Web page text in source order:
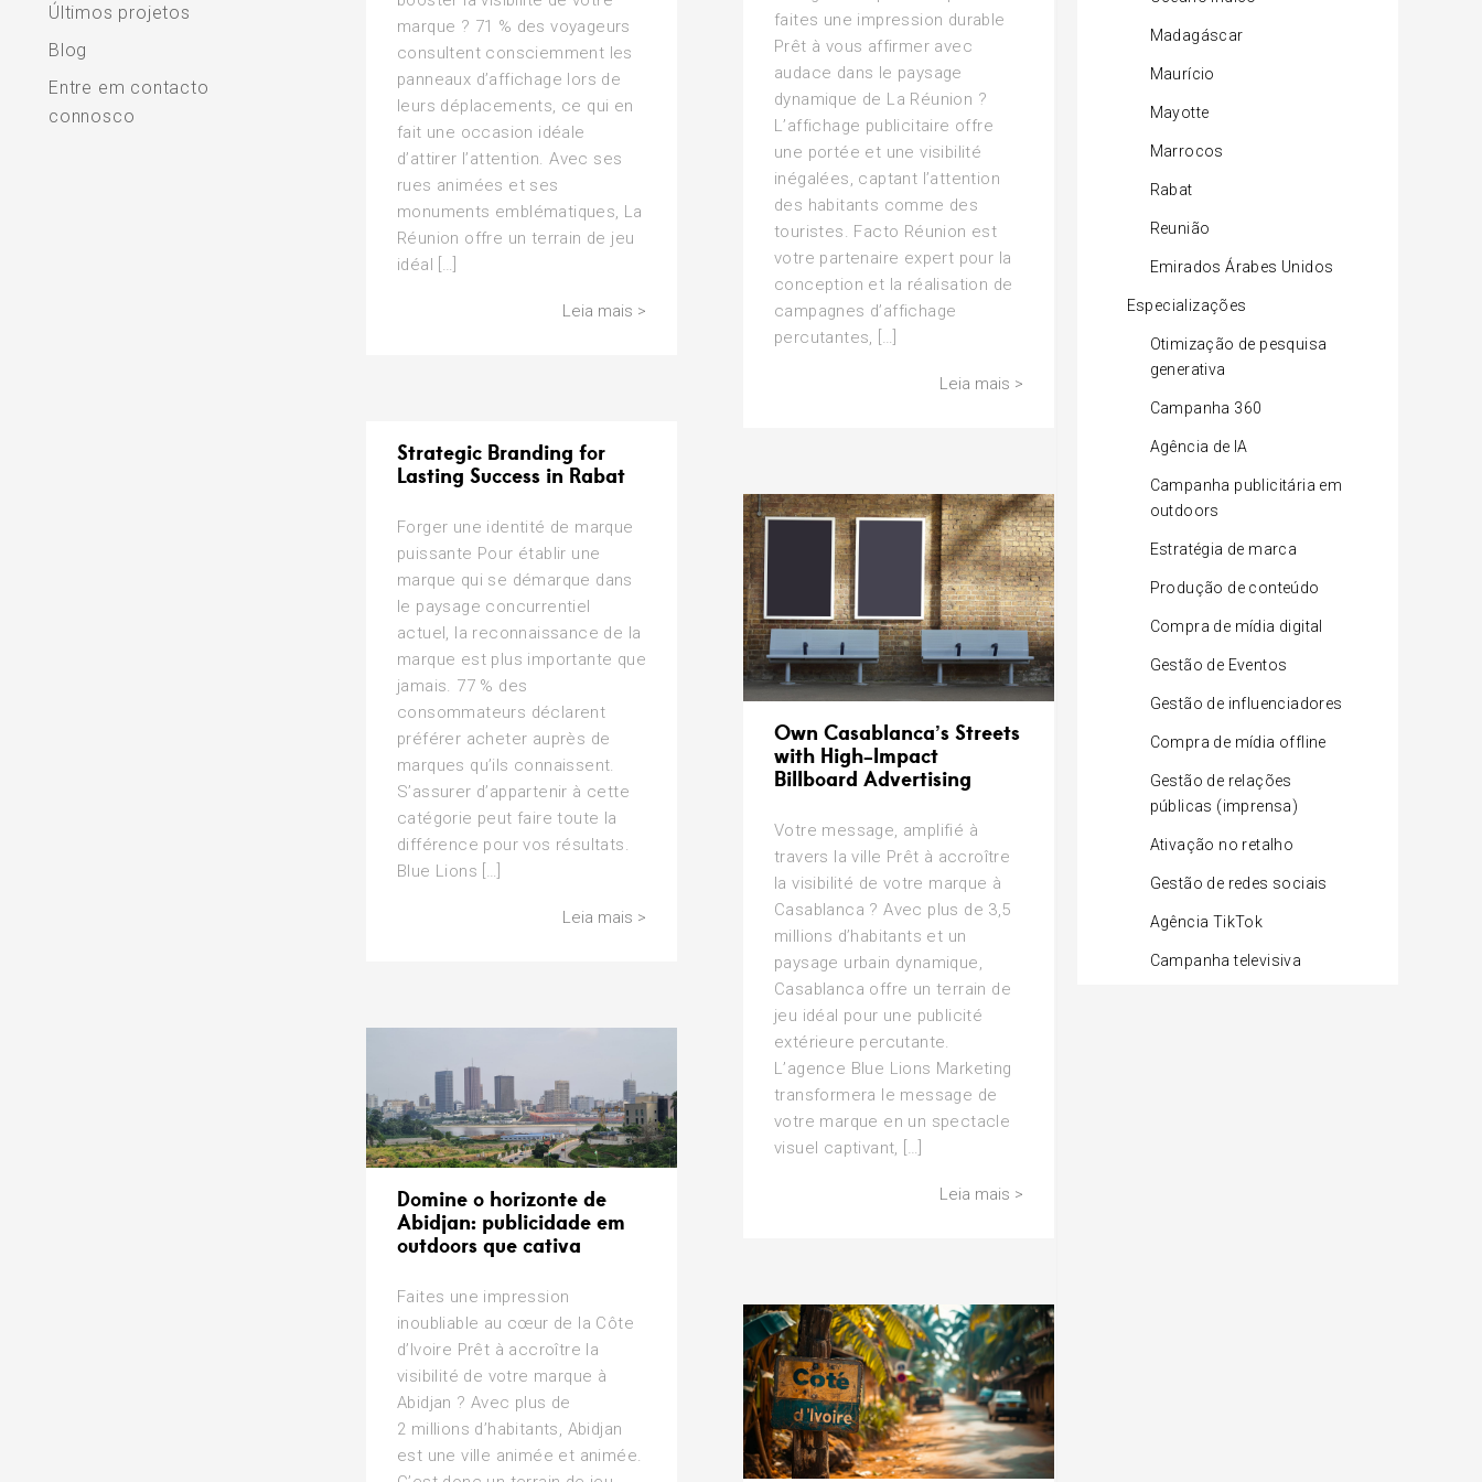
Últimos projetos
Blog
Entre em contacto
connosco
marque ? 71 % des voyageurs
consultent consciemment les
panneaux d’affichage lors de
leurs déplacements, ce qui en
fait une occasion idéale
d’attirer l’attention. Avec ses
rues animées et ses
monuments emblématiques, La
Réunion offre un terrain de jeu
idéal […]
Leia mais >
faites une impression durable
Prêt à vous affirmer avec
audace dans le paysage
dynamique de La Réunion ?
L’affichage publicitaire offre
une portée et une visibilité
inégalées, captant l’attention
des habitants comme des
touristes. Facto Réunion est
votre partenaire expert pour la
conception et la réalisation de
campagnes d’affichage
percutantes, […]
Leia mais >
Strategic Branding for
Lasting Success in Rabat
Forger une identité de marque
puissante Pour établir une
marque qui se démarque dans
le paysage concurrentiel
actuel, la reconnaissance de la
marque est plus importante que
jamais. 77 % des
consommateurs déclarent
préférer acheter auprès de
marques qu’ils connaissent.
S’assurer d’appartenir à cette
catégorie peut faire toute la
différence pour vos résultats.
Blue Lions […]
Leia mais >
Own Casablanca’s Streets
with High-Impact
Billboard Advertising
Votre message, amplifié à
travers la ville Prêt à accroître
la visibilité de votre marque à
Casablanca ? Avec plus de 3,5
millions d’habitants et un
paysage urbain dynamique,
Casablanca offre un terrain de
jeu idéal pour une publicité
extérieure percutante.
L’agence Blue Lions Marketing
transformera le message de
votre marque en un spectacle
visuel captivant, […]
Leia mais >
Domine o horizonte de
Abidjan: publicidade em
outdoors que cativa
Faites une impression
inoubliable au cœur de la Côte
d’Ivoire Prêt à accroître la
visibilité de votre marque à
Abidjan ? Avec plus de
2 millions d’habitants, Abidjan
est une ville animée et animée.
Madagáscar
Maurício
Mayotte
Marrocos
Rabat
Reunião
Emirados Árabes Unidos
Especializações
Otimização de pesquisa
generativa
Campanha 360
Agência de IA
Campanha publicitária em
outdoors
Estratégia de marca
Produção de conteúdo
Compra de mídia digital
Gestão de Eventos
Gestão de influenciadores
Compra de mídia offline
Gestão de relações
públicas (imprensa)
Ativação no retalho
Gestão de redes sociais
Agência TikTok
Campanha televisiva